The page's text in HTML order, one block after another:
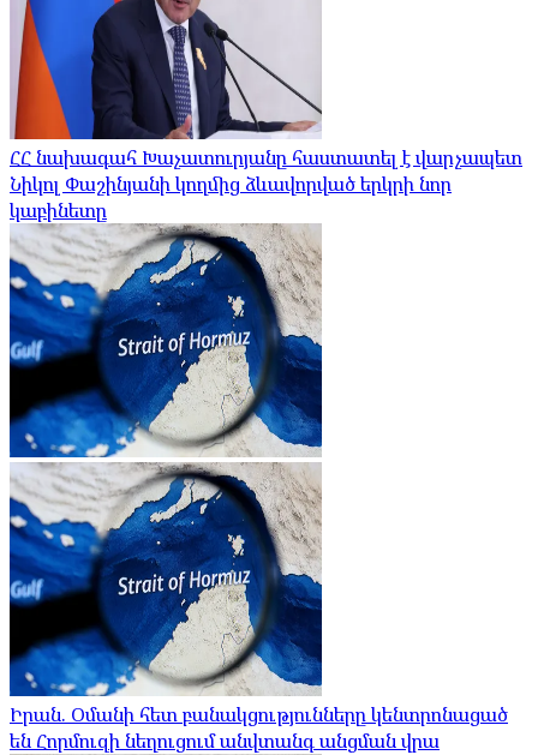
ՀՀ նախագահ Խաչատուրյանը հաստատել է վարչապետ
Նիկոլ Փաշինյանի կողմից ձևավորված երկրի նոր
կաբինետը
Իրան. Օմանի հետ բանակցությունները կենտրոնացած
են Հորմուզի նեղուցում անվտանգ անցման վրա